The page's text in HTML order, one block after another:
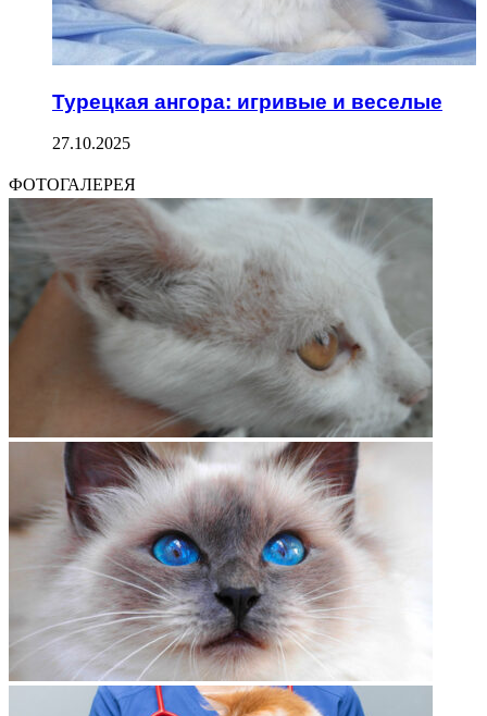
Турецкая ангора: игривые и веселые
27.10.2025
ФОТОГАЛЕРЕЯ